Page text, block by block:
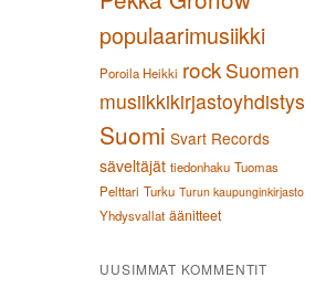
populaarimusiikki
Poroila Heikki rock Suomen
musiikkikirjastoyhdistys
Suomi Svart Records
säveltäjät tiedonhaku Tuomas
Pelttari Turku Turun kaupunginkirjasto
Yhdysvallat äänitteet
UUSIMMAT KOMMENTIT